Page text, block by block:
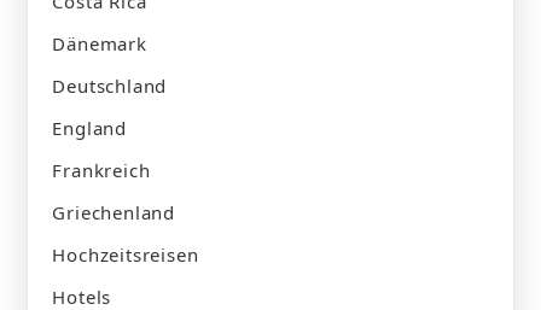
Dänemark
Deutschland
England
Frankreich
Griechenland
Hochzeitsreisen
Hotels